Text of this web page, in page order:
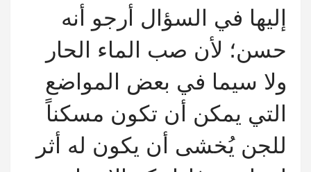
إليها في السؤال أرجو أنه
حسن؛ لأن صب الماء الحار
ولا سيما في بعض المواضع
التي يمكن أن تكون مسكناً
للجن يُخشى أن يكون له أثر